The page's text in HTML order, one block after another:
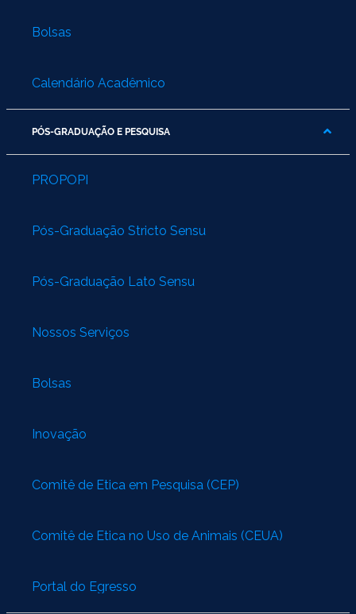
Bolsas
Calendário Acadêmico
PÓS-GRADUAÇÃO E PESQUISA
PROPOPI
Pós-Graduação Stricto Sensu
Pós-Graduação Lato Sensu
Nossos Serviços
Bolsas
Inovação
Comitê de Ética em Pesquisa (CEP)
Comitê de Ética no Uso de Animais (CEUA)
Portal do Egresso